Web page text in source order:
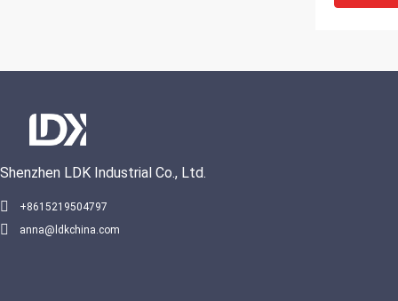
Shenzhen LDK Industrial Co., Ltd.
+8615219504797
anna@ldkchina.com